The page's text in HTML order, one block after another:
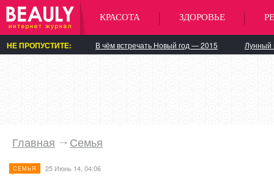
КРАСОТА ЗДОРОВЬЕ
НЕ ПРОПУСТИТЕ: В чём встречать Новый год — 2015 Лунный
Главная Семья
СЕМЬЯ 25 Июнь 14, 04:06